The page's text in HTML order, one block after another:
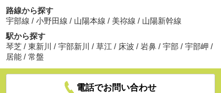
路線から探す
宇部線 / 小野田線 / 山陽本線 / 美祢線 / 山陽新幹線
駅から探す
琴芝 / 東新川 / 宇部新川 / 草江 / 床波 / 岩鼻 / 宇部 / 宇部岬 /
居能 / 常盤
電話でお問い合わせ